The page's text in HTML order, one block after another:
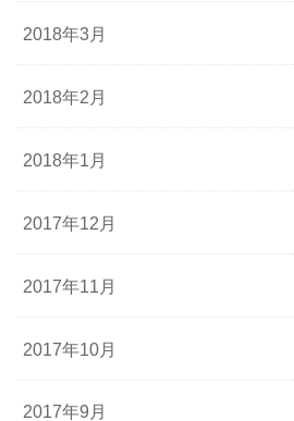
2018年3月
2018年2月
2018年1月
2017年12月
2017年11月
2017年10月
2017年9月